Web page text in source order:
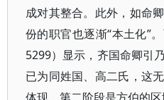
成对其整合。此外，如命
份的职官也逐渐“本土化”
5299）显示，齐国命卿引
已为同姓国、高二氏，这